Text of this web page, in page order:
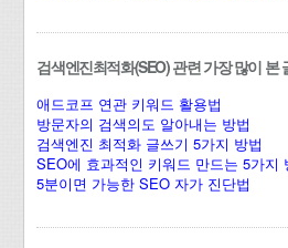
검색엔진최적화(SEO) 관련 가장 많이 본
애드코프 연관 키워드 활용법
방문자의 검색의도 알아내는 방법
검색엔진 최적화 글쓰기 5가지 방법
SEO에 효과적인 키워드 만드는 5가지
5분이면 가능한 SEO 자가 진단법